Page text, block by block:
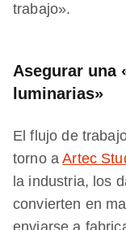
trabajo».
Asegurar una
luminarias»
El flujo de
torno aArtec
la industria, los
convierten en